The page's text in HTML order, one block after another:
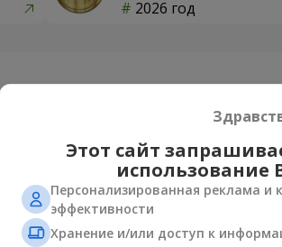
2026 год
Этот сайт
Персонализированная реклама и
эффективности
Хранение и/или доступ к